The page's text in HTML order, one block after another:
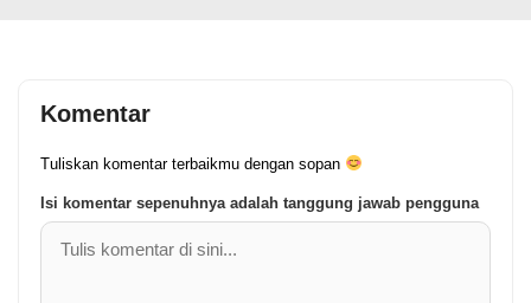
Komentar
Tuliskan komentar terbaikmu dengan sopan
Isi komentar sepenuhnya adalah tanggung jawab pengguna